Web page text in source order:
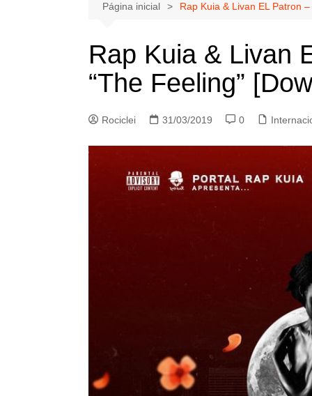
Página inicial Rap Kuia & Livan EL Patron
Rap Kuia & Livan
“The Feeling”
Rociclei 31/03/2019 0